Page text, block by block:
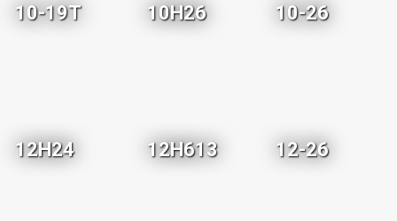
10-19T 10H26 10-26
12H24 12H613 12-26